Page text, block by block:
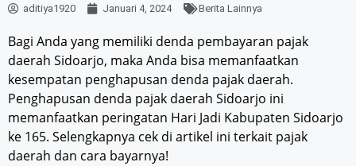
aditiya1920 Januari 4, 2024 Berita Lainnya
Bagi Anda yang memiliki denda pembayaran pajak
daerah Sidoarjo, maka Anda bisa memanfaatkan
kesempatan penghapusan denda pajak daerah.
Penghapusan denda pajak daerah Sidoarjo ini
memanfaatkan peringatan Hari Jadi Kabupaten Sidoarjo
ke 165. Selengkapnya cek di artikel ini terkait pajak
daerah dan cara bayarnya!